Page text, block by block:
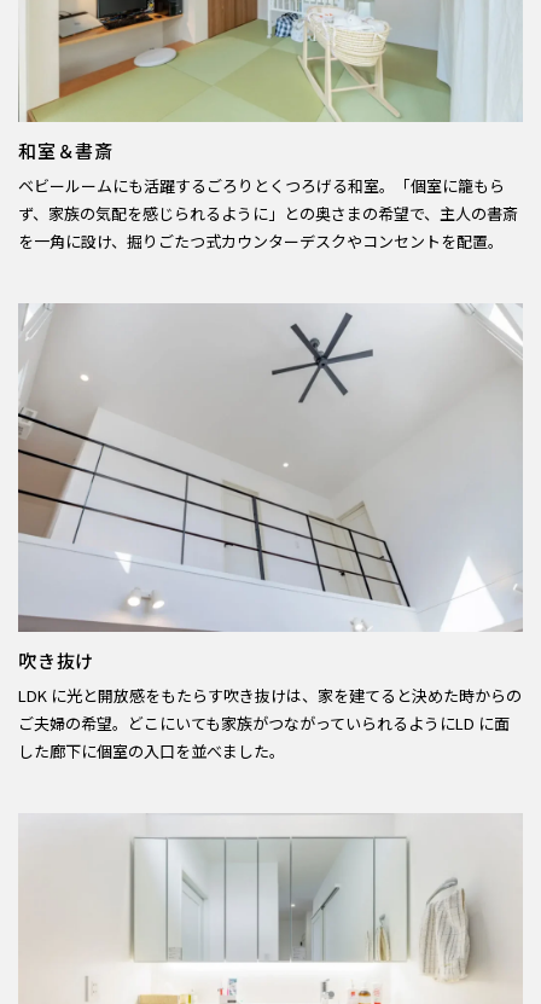
和室＆書斎
ベビールームにも活躍するごろりとくつろげる和室。「個室に籠もら
ず、家族の気配を感じられるように」との奥さまの希望で、主人の書斎
を一角に設け、掘りごたつ式カウンターデスクやコンセントを配置。
吹き抜け
LDK に光と開放感をもたらす吹き抜けは、家を建てると決めた時からの
ご夫婦の希望。どこにいても家族がつながっていられるようにLD に面
した廊下に個室の入口を並べました。